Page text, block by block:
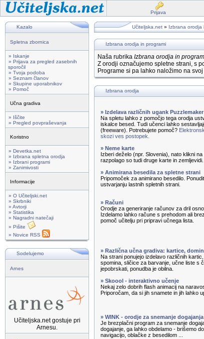
Prijava
Kazalo
Spletna zbornica
» Iskanje
» Prijava za pregled zasebnih
sporočil
» Tvoja podoba
» Seznam članov
» Skupine uporabnikov
» Pomoč
Učna gradiva
» Iščite
» Pregled povpraševanja
Koristno
» Devetka.net
» Izbrana spletna orodja
» Izbrani programi
» Zanimivosti
Informacije
» O Učiteljski.net
» Skrbniki
» Avtorji
» Statistika
» Nagradni natečaji
» Pišite
» Novice RSS
Sodelujemo
Arnes
Učiteljska.net gostuje pri
Arnesu.
Učiteljska.net » Izbrana orodja
Izbrana orodja in programi
Naša rubrika Izbrana orodja in
Z orodji označujemo spletne strani, s
Programe si pa lahko naložimo na
Izbrana orodja
» Izdelava različnih ugank Puzzlemaker
Na spletu lahko z pomočjo tega orodja
iskalce besed. Tudi učenci lahko
(freeware). Potrebujete pomoč?
skozi ves postopek.
» Neme karte
Izberi deželo (npr. Slovenia), nato klikni
razpolago so tudi druge karte in zemljevidi.
» Animirana besedila za spletne strani
Pripomoček za animirano besedilo.
ustvarjanju lastnih spletnih strani.
» Računi
Orodje za generiranje računov za dril
Izdelamo lahko račune s prehodom ali
pomoč učitelju pri pripravi učnega lista.
» Različna učna gradiva: kartice,
Na strani ponujejo izdelavo različnih
spomina, sličice za barvanje, učne liste s
jepobrskati, ponudba je obilna.
» Skoool - interaktivno učenje
Nekaj zelo dobrih flash animacij na
Priporočam, da si jih snamete in jih lahko
» WINK - orodje za snemanje
Je brezplačni program za snemanje
dogajanje, ga lahko obdelamo - brišemo
navigacijo, oblačke z besedilom ...